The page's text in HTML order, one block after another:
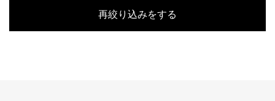
再絞り込みをする